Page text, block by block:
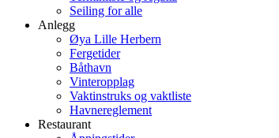
Seiling for alle
Anlegg
Øya Lille Herbern
Fergetider
Båthavn
Vinteropplag
Vaktinstruks og vaktliste
Havnereglement
Restaurant